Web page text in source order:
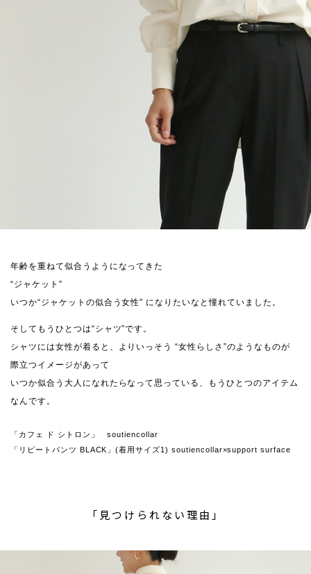
年齢を重ねて似合うようになってきた
“ジャケット”
いつか“ジャケットの似合う女性” になりたいなと憧れていました。
そしてもうひとつは“シャツ”です。
シャツには女性が着ると、よりいっそう “女性らしさ”のようなものが
際立つイメージがあって
いつか似合う大人になれたらなって思っている、もうひとつのアイテム
なんです。
「カフェ ド シトロン」 soutiencollar
「リピートパンツ BLACK」(着用サイズ1) soutiencollar×support surface
「見つけられない理由」